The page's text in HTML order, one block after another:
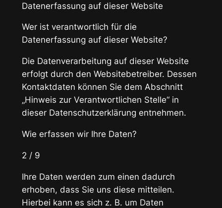
Datenerfassung auf dieser Website
Wer ist verantwortlich für die
Datenerfassung auf dieser Website?
Die Datenverarbeitung auf dieser Website
erfolgt durch den Websitebetreiber. Dessen
Kontaktdaten können Sie dem Abschnitt
„Hinweis zur Verantwortlichen Stelle“ in
dieser Datenschutzerklärung entnehmen.
Wie erfassen wir Ihre Daten?
2 / 9
Ihre Daten werden zum einen dadurch
erhoben, dass Sie uns diese mitteilen.
Hierbei kann es sich z. B. um Daten